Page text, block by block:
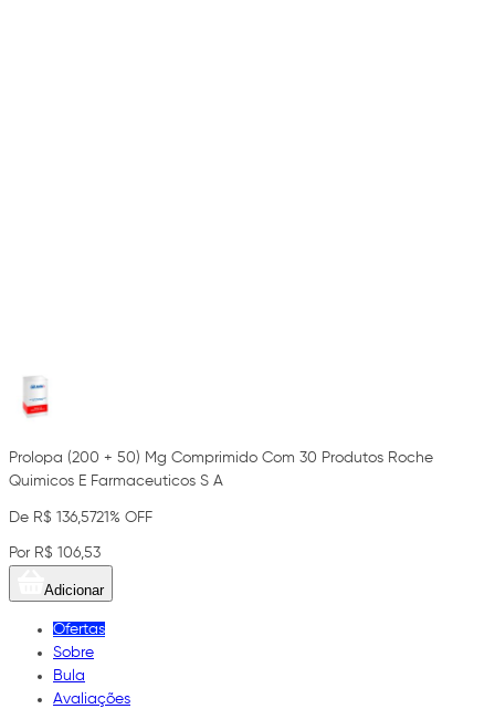
Prolopa (200 + 50) Mg Comprimido Com 30 Produtos Roche
Quimicos E Farmaceuticos S A
De R$ 136,5721% OFF
Por R$ 106,53
Adicionar
Ofertas
Sobre
Bula
Avaliações